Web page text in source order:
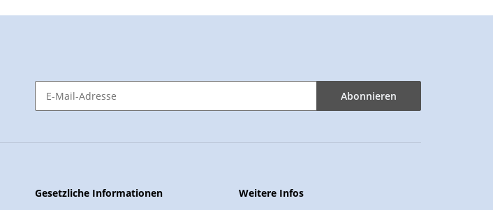
Abonnieren
Gesetzliche Informationen Weitere Infos